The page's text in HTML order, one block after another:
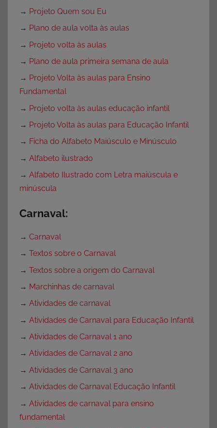
→ Projeto Quem sou Eu
→ Plano de aula volta às aulas
→ Projeto volta às aulas
→ Plano de aula primeira semana de aula
→ Projeto Volta às aulas para Ensino
Fundamental
→ Projeto volta às aulas educação infantil
→ Projeto Volta às aulas para Educação Infantil
→ Ficha do Alfabeto Maiúsculo e Minúsculo
→ Alfabeto ilustrado
→ Alfabeto Ilustrado com Letra maiúscula e
minúscula
Carnaval:
→ Carnaval
→ Textos sobre o Carnaval
→ Textos sobre a origem do Carnaval
→ Marchinhas de carnaval
→ Atividades de carnaval
→ Atividades de Carnaval para Educação Infantil
→ Atividades de Carnaval 1 ano
→ Atividades de Carnaval 2 ano
→ Atividades de Carnaval 3 ano
→ Atividades de Carnaval Educação Infantil
→ Atividades de carnaval para ensino
fundamental